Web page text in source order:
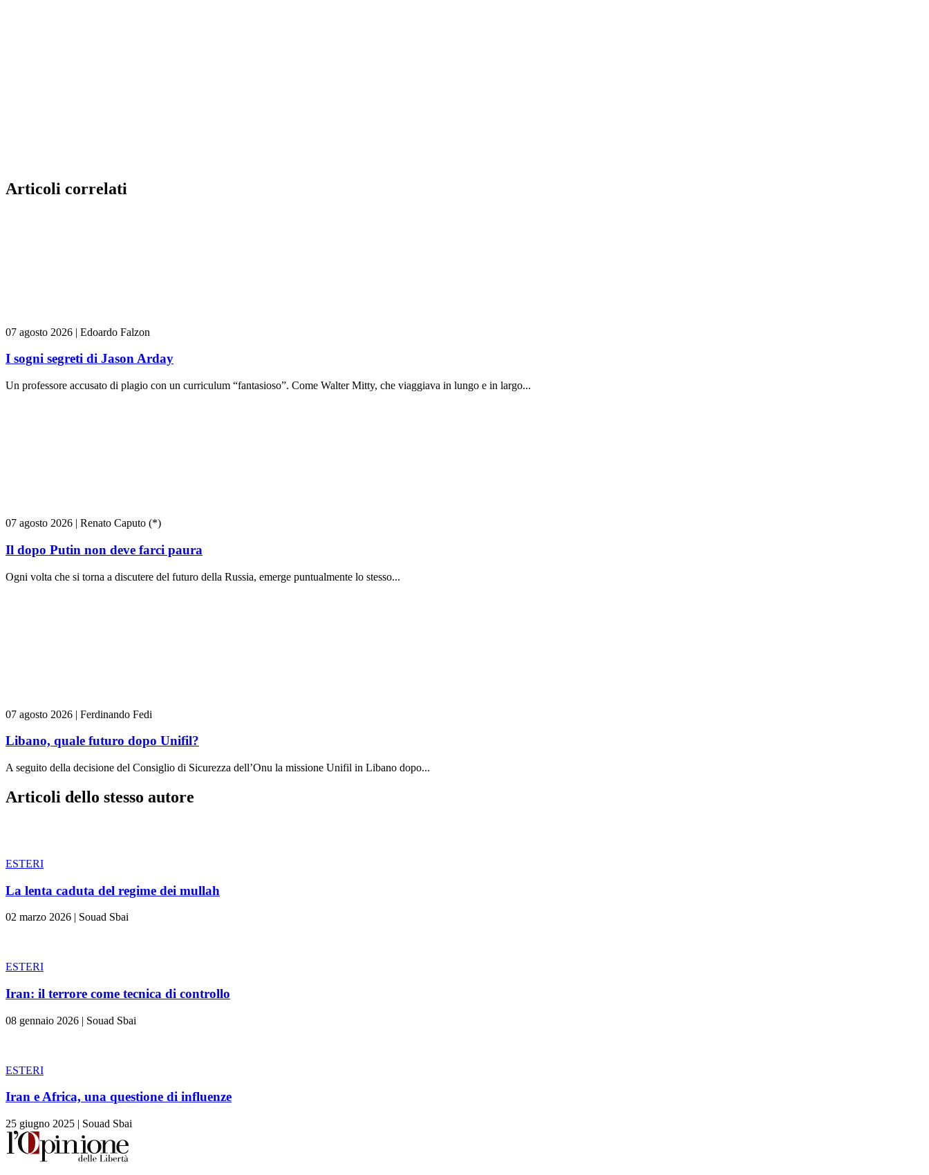
Articoli correlati
07 agosto 2026 | Edoardo Falzon
I sogni segreti di Jason Arday
Un professore accusato di plagio con un curriculum “fantasioso”. Come Walter Mitty, che viaggiava in lungo e in largo...
07 agosto 2026 | Renato Caputo (*)
Il dopo Putin non deve farci paura
Ogni volta che si torna a discutere del futuro della Russia, emerge puntualmente lo stesso...
07 agosto 2026 | Ferdinando Fedi
Libano, quale futuro dopo Unifil?
A seguito della decisione del Consiglio di Sicurezza dell’Onu la missione Unifil in Libano dopo...
Articoli dello stesso autore
ESTERI
La lenta caduta del regime dei mullah
02 marzo 2026 | Souad Sbai
ESTERI
Iran: il terrore come tecnica di controllo
08 gennaio 2026 | Souad Sbai
ESTERI
Iran e Africa, una questione di influenze
25 giugno 2025 | Souad Sbai